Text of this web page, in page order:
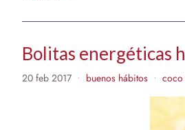
Bolitas energéticas
20 feb 2017 • buenos hábitos • coco